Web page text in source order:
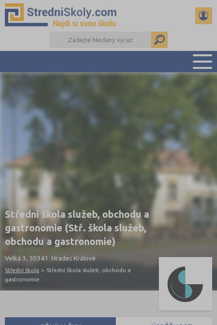
PŘEHLED ŠKOL
DŮLEŽITÉ TERMÍNY
REFERÁTY A SEMINÁRKY
DALŠÍ DRUHY ŠKOL
Střední škola služeb, obchodu a
gastronomie (Stř. škola služeb,
obchodu a gastronomie)
Velká 3, 50341 Hradec Králové
Střední škola > Střední škola služeb, obchodu a
gastronomie